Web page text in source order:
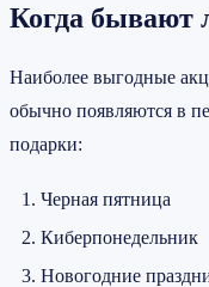
Когда бывают
Наиболее выгодные
обычно появляются в
подарки:
Черная пятница
Киберпонедельник
Новогодние